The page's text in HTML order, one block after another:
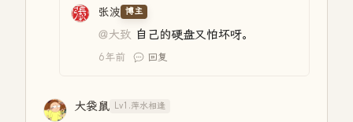
张波 博主
@大致 自己的硬盘又怕坏呀。
6年前 回复
大袋鼠 Lv1.萍水相逢